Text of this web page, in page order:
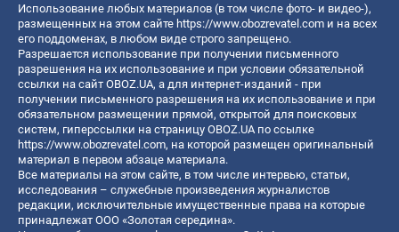
Использование любых материалов (в том числе фото- и видео-),
размещенных на этом сайте https://www.obozrevatel.com и на всех
его поддоменах, в любом виде строго запрещено.
Разрешается использование при получении письменного
разрешения на их использование и при условии обязательной
ссылки на сайт OBOZ.UA, а для интернет-изданий - при
получении письменного разрешения на их использование и при
обязательном размещении прямой, открытой для поисковых
систем, гиперссылки на страницу OBOZ.UA по ссылке
https://www.obozrevatel.com, на которой размещен оригинальный
материал в первом абзаце материала.
Все материалы на этом сайте, в том числе интервью, статьи,
исследования – служебные произведения журналистов
редакции, исключительные имущественные права на которые
принадлежат ООО «Золотая середина».